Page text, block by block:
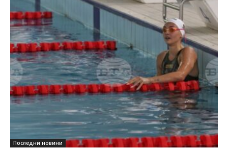
Последни новини